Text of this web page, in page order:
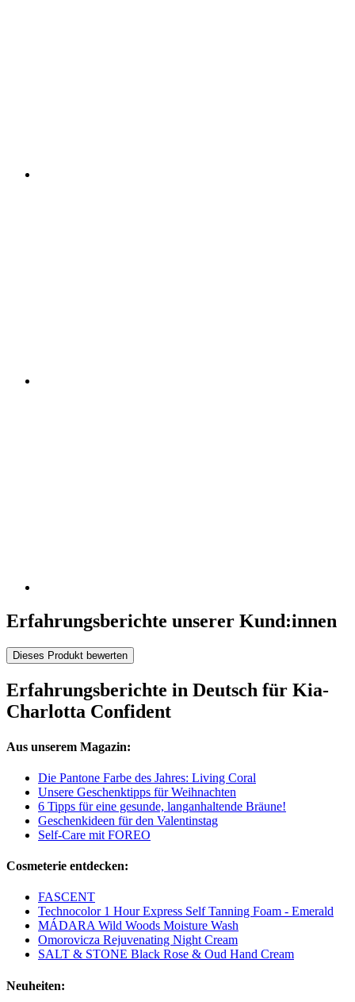
Erfahrungsberichte unserer Kund:innen
Dieses Produkt bewerten
Erfahrungsberichte in Deutsch für Kia-
Charlotta Confident
Aus unserem Magazin:
Die Pantone Farbe des Jahres: Living Coral
Unsere Geschenktipps für Weihnachten
6 Tipps für eine gesunde, langanhaltende Bräune!
Geschenkideen für den Valentinstag
Self-Care mit FOREO
Cosmeterie entdecken:
FASCENT
Technocolor 1 Hour Express Self Tanning Foam - Emerald
MÁDARA Wild Woods Moisture Wash
Omorovicza Rejuvenating Night Cream
SALT & STONE Black Rose & Oud Hand Cream
Neuheiten: